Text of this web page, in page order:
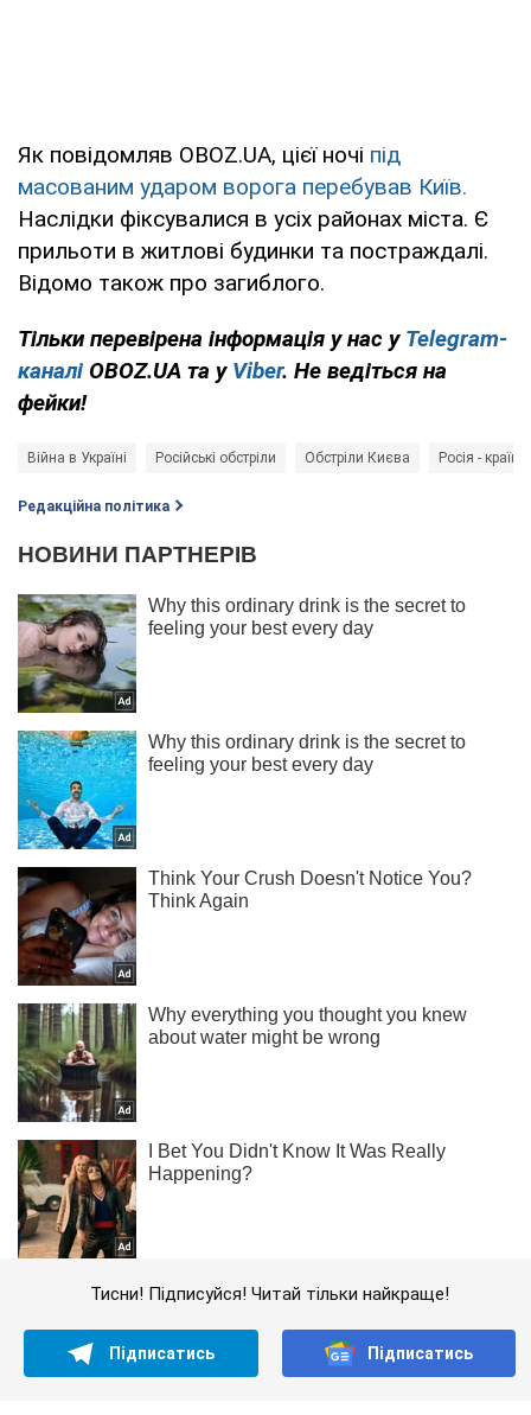
Як повідомляв OBOZ.UA, цієї ночі під
масованим ударом ворога перебував Київ.
Наслідки фіксувалися в усіх районах міста. Є
прильоти в житлові будинки та постраждалі.
Відомо також про загиблого.
Тільки перевірена інформація у нас у Telegram-
каналі OBOZ.UA та у Viber. Не ведіться на
фейки!
Війна в Україні Російські обстріли Обстріли Києва Росія -
Редакційна політика
Тисни! Підписуйся! Читай тільки найкраще!
Підписатись Підписатись